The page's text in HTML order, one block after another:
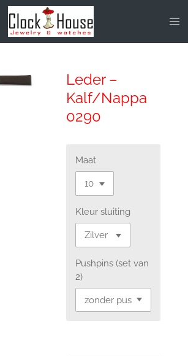
Leder –
Kalf/Nappa
0290
Maat
Kleur sluiting
Pushpins (set van
2)